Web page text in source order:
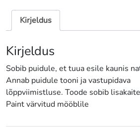
Kirjeldus
Kirjeldus
Sobib puidule, et tuua esile kaunis
Annab puidule tooni ja vastupidava
lõppviimistluse. Toode sobib
Paint värvitud mööblile